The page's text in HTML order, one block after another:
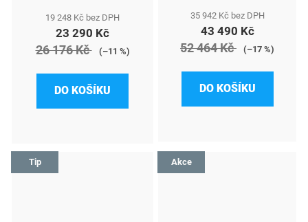
19 248 Kč bez DPH
23 290 Kč
26 176 Kč (–11 %)
DO KOŠÍKU
35 942 Kč bez DPH
43 490 Kč
52 464 Kč (–17 %)
DO KOŠÍKU
Tip Akce